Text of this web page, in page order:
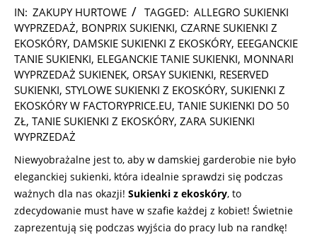
2025-
08-
17
IN: ZAKUPY HURTOWE TAGGED: ALLEGRO SUKIENKI
WYPRZEDAŻ, BONPRIX SUKIENKI, CZARNE SUKIENKI Z
EKOSKÓRY, DAMSKIE SUKIENKI Z EKOSKÓRY, EEEGANCKIE
TANIE SUKIENKI, ELEGANCKIE TANIE SUKIENKI, MONNARI
WYPRZEDAŻ SUKIENEK, ORSAY SUKIENKI, RESERVED
SUKIENKI, STYLOWE SUKIENKI Z EKOSKÓRY, SUKIENKI Z
EKOSKÓRY W FACTORYPRICE.EU, TANIE SUKIENKI DO 50
ZŁ, TANIE SUKIENKI Z EKOSKÓRY, ZARA SUKIENKI
WYPRZEDAŻ
Niewyobrażalne jest to, aby w damskiej garderobie nie było
eleganckiej sukienki, która idealnie sprawdzi się podczas
ważnych dla nas okazji! Sukienki z ekoskóry, to
zdecydowanie must have w szafie każdej z kobiet! Świetnie
zaprezentują się podczas wyjścia do pracy lub na randkę!